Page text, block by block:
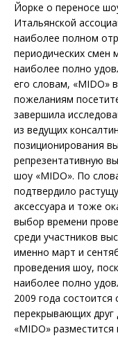
Йорке о переносе
Итальянской
наиболее полном
периодических
наиболее полно
его словам, «MIDO»
пожеланиям
завершила
из ведущих
позиционирования
репрезентативную
шоу «MIDO». По
подтвердило
аксессуара и тоже
выбор времени
среди участников
именно март и
проведения шоу,
наиболее полно
2009 года
перекрывающих друг
«MIDO»